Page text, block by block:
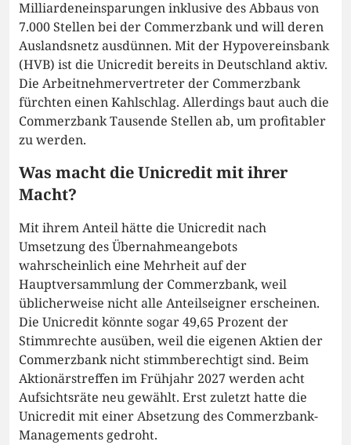
Milliardeneinsparungen inklusive des Abbaus von
7.000 Stellen bei der Commerzbank und will deren
Auslandsnetz ausdünnen. Mit der Hypovereinsbank
(HVB) ist die Unicredit bereits in Deutschland aktiv.
Die Arbeitnehmervertreter der Commerzbank
fürchten einen Kahlschlag. Allerdings baut auch die
Commerzbank Tausende Stellen ab, um profitabler
zu werden.
Was macht die Unicredit mit ihrer
Macht?
Mit ihrem Anteil hätte die Unicredit nach
Umsetzung des Übernahmeangebots
wahrscheinlich eine Mehrheit auf der
Hauptversammlung der Commerzbank, weil
üblicherweise nicht alle Anteilseigner erscheinen.
Die Unicredit könnte sogar 49,65 Prozent der
Stimmrechte ausüben, weil die eigenen Aktien der
Commerzbank nicht stimmberechtigt sind. Beim
Aktionärstreffen im Frühjahr 2027 werden acht
Aufsichtsräte neu gewählt. Erst zuletzt hatte die
Unicredit mit einer Absetzung des Commerzbank-
Managements gedroht.